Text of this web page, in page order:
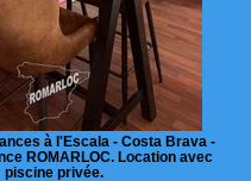
à l'Escala - Costa Brava -
ROMARLOC. Location avec
piscine privée.